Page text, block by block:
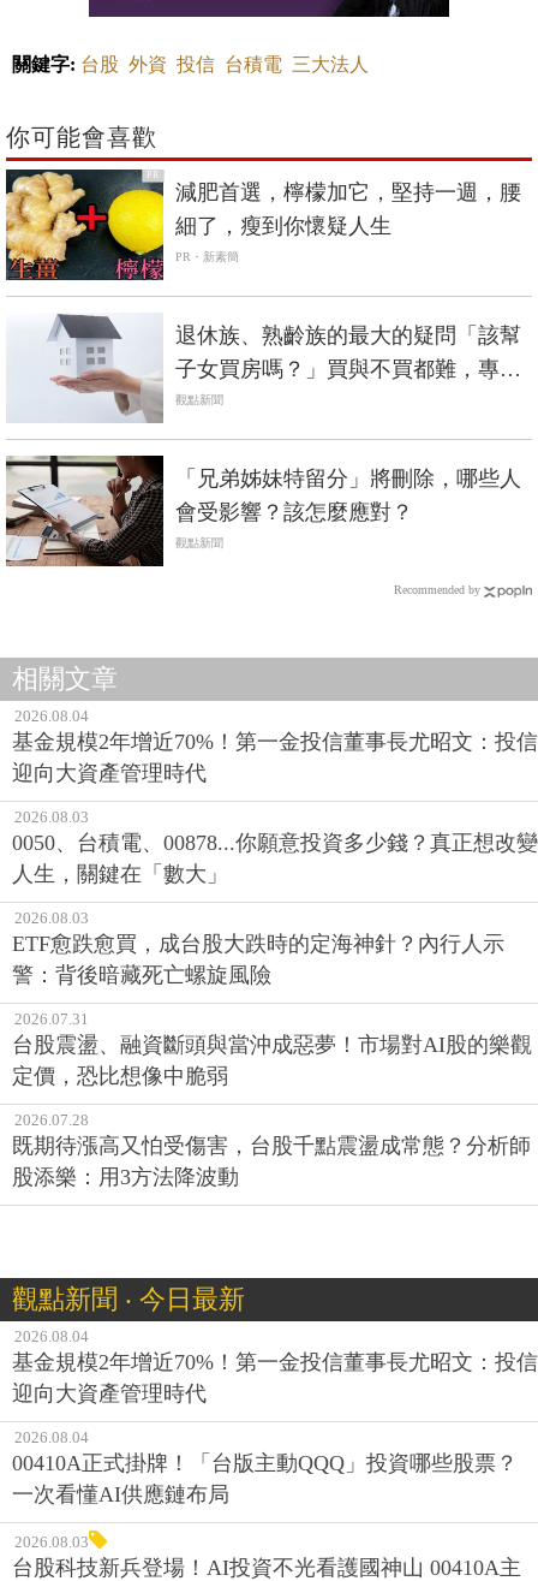
關鍵字: 台股 外資 投信 台積電 三大法人
你可能會喜歡
PR
減肥首選，檸檬加它，堅持一週，腰
細了，瘦到你懷疑人生
PR・新素簡
退休族、熟齡族的最大的疑問「該幫
子女買房嗎？」買與不買都難，專業
律師這樣說...
觀點新聞
「兄弟姊妹特留分」將刪除，哪些人
會受影響？該怎麼應對？
觀點新聞
Recommended by
相關文章
2026.08.04
基金規模2年增近70%！第一金投信董事長尤昭文：投信
迎向大資產管理時代
2026.08.03
0050、台積電、00878...你願意投資多少錢？真正想改變
人生，關鍵在「數大」
2026.08.03
ETF愈跌愈買，成台股大跌時的定海神針？內行人示
警：背後暗藏死亡螺旋風險
2026.07.31
台股震盪、融資斷頭與當沖成惡夢！市場對AI股的樂觀
定價，恐比想像中脆弱
2026.07.28
既期待漲高又怕受傷害，台股千點震盪成常態？分析師
股添樂：用3方法降波動
觀點新聞 ‧ 今日最新
2026.08.04
基金規模2年增近70%！第一金投信董事長尤昭文：投信
迎向大資產管理時代
2026.08.04
00410A正式掛牌！「台版主動QQQ」投資哪些股票？
一次看懂AI供應鏈布局
2026.08.03
台股科技新兵登場！AI投資不光看護國神山 00410A主